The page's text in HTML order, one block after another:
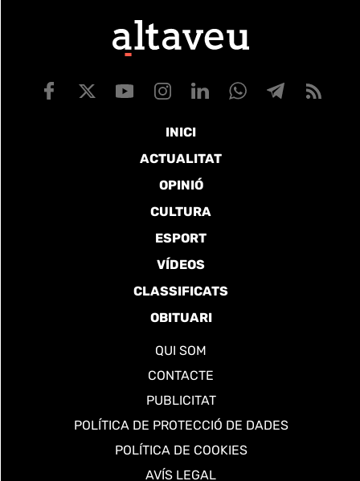
INICI
ACTUALITAT
OPINIÓ
CULTURA
ESPORT
VÍDEOS
CLASSIFICATS
OBITUARI
QUI SOM
CONTACTE
PUBLICITAT
POLÍTICA DE PROTECCIÓ DE DADES
POLÍTICA DE COOKIES
AVÍS LEGAL